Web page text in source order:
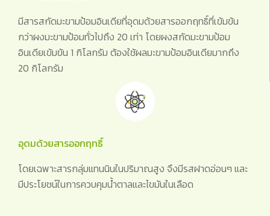
มีสารสกัดมะขามป้อมอินเดียที่อุดมด้วยสารออกฤทธิ์ที่เข้มข้น
กว่าผงมะขามป้อมทั่วไปถึง 20 เท่า โดยผงสกัดมะขามป้อม
อินเดียเข้มข้น 1 กิโลกรัม ต้องใช้ผลมะขามป้อมอินเดียมากถึง
20 กิโลกรัม
อุดมด้วยสารออกฤทธิ์
โดยเฉพาะสารกลุ่มแทนนินในปริมาณสูง จึงมีรสฝาดอ่อนๆ และ
มีประโยชน์ในการควบคุมน้ำตาลและไขมันในเลือด